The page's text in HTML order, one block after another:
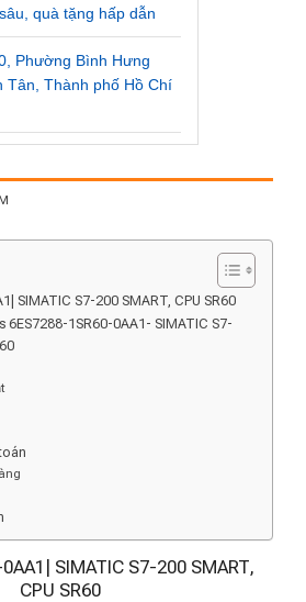
quà tặng hấp dẫn
Phường Bình Hưng
Tân, Thành phố Hồ Chí
SIMATIC S7-200 SMART, CPU SR60
6ES7288-1SR60-0AA1- SIMATIC S7-
SIMATIC S7-200 SMART,
CPU SR60